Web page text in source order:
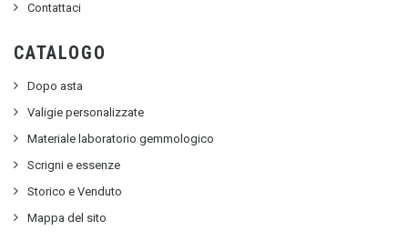
Contattaci
CATALOGO
Dopo asta
Valigie personalizzate
Materiale laboratorio gemmologico
Scrigni e essenze
Storico e Venduto
Mappa del sito